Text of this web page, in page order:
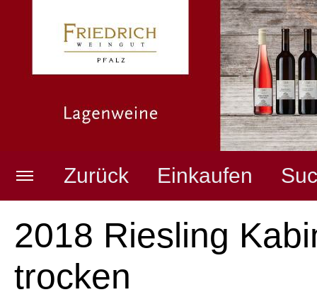
Zurück Einkaufen
Weingut
Pfälzer Weine
Merkzettel anzeigen
Warenkorb anzeigen
2018 Riesling
trocken